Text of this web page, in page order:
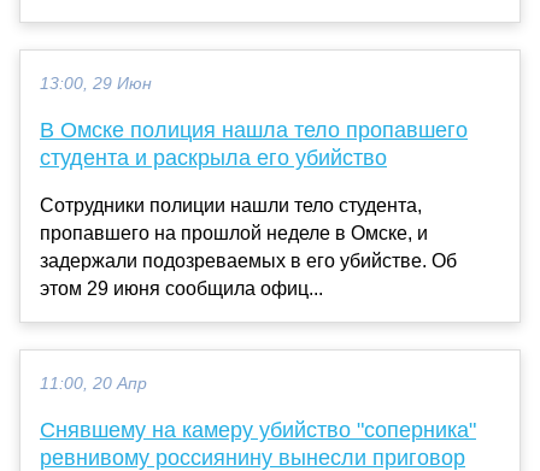
13:00, 29 Июн
В Омске полиция нашла тело пропавшего
студента и раскрыла его убийство
Сотрудники полиции нашли тело студента,
пропавшего на прошлой неделе в Омске, и
задержали подозреваемых в его убийстве. Об
этом 29 июня сообщила офиц...
11:00, 20 Апр
Снявшему на камеру убийство "соперника"
ревнивому россиянину вынесли приговор